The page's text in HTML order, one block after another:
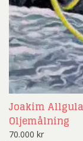
Joakim
Oljemålning
70.000 kr